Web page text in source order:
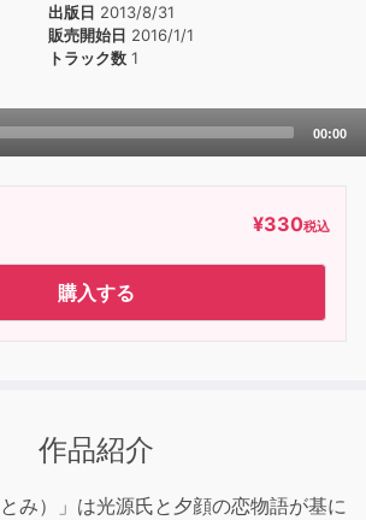
出版日 2013/8/31
販売開始日 2016/1/1
トラック数 1
00:00
¥330税込
購入する
作品紹介
み）」は光源氏と夕顔の恋物語が基に